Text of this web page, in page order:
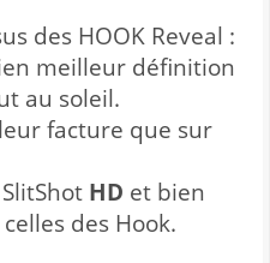
des HOOK Reveal :
meilleur définition
au soleil.
facture que sur
HD et bien
des Hook.